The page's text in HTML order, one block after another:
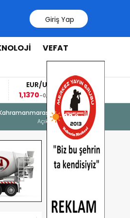
Giriş Yap
VEFAT
EUR/USD
1,1370-0,06%
96,78
2026 - 16:23
Belediyesi’nin Gündüz
Açık 32 °